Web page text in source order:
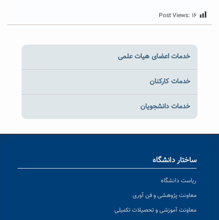
Post Views: ۱۶
خدمات اعضای هیات علمی
خدمات کارکنان
خدمات دانشجویان
ساختار دانشگاه
ریاست دانشگاه
معاونت پژوهشی و فن آوری
معاونت آموزشی و تحصیلات تکمیلی